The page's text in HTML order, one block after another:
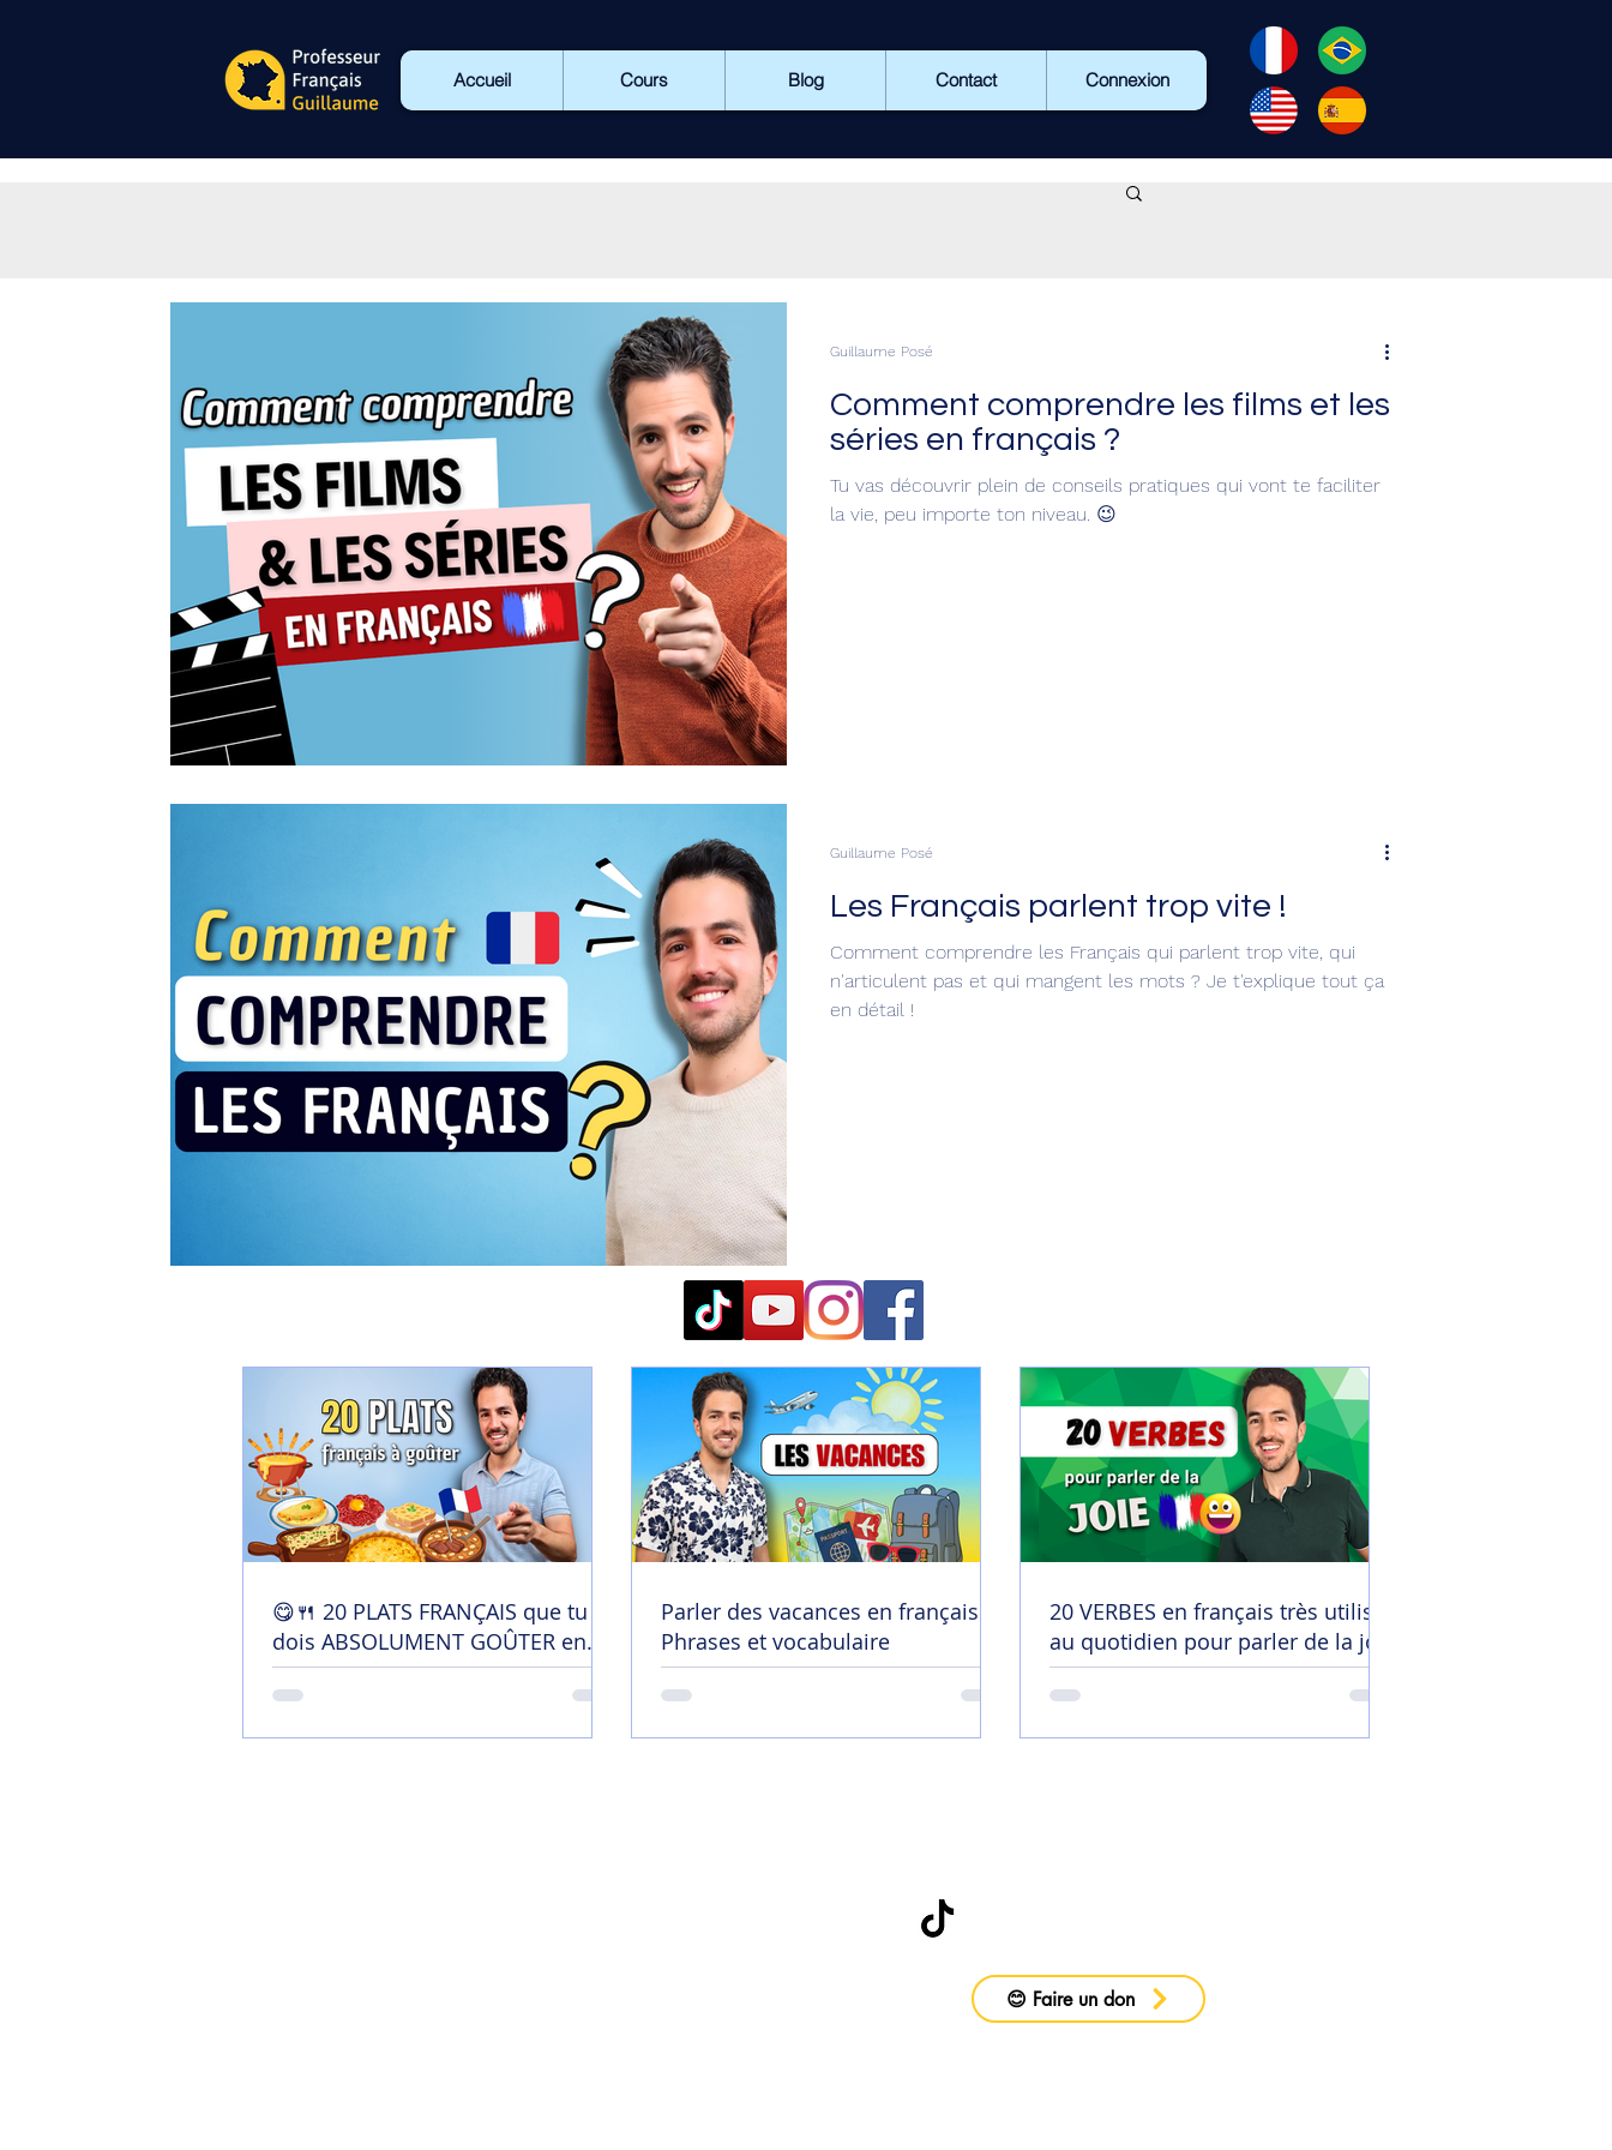
Accueil Cours Blog Contact Connexion
Comment comprendre les films et les
séries en français ?
Tu vas découvrir plein de conseils pratiques qui vont te faciliter
la vie, peu importe ton niveau. 😉
Guillaume Posé
Les Français parlent trop vite !
Comment comprendre les Français qui parlent trop vite, qui
n'articulent pas et qui mangent les mots ? Je t'explique tout ça
en détail !
Guillaume Posé
😋🍴 20 PLATS FRANÇAIS que tu
dois ABSOLUMENT GOÛTER en
France !
Parler des vacances en français |
Phrases et vocabulaire
20 VERBES en français très utilisés
au quotidien pour parler de la joie
😄
😊 Faire un don